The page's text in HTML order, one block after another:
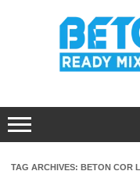
TAG ARCHIVES: BETON COR